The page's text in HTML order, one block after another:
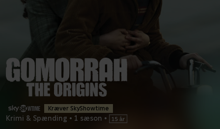
Kræver SkyShowtime
Krimi & Spænding • 1 sæson •